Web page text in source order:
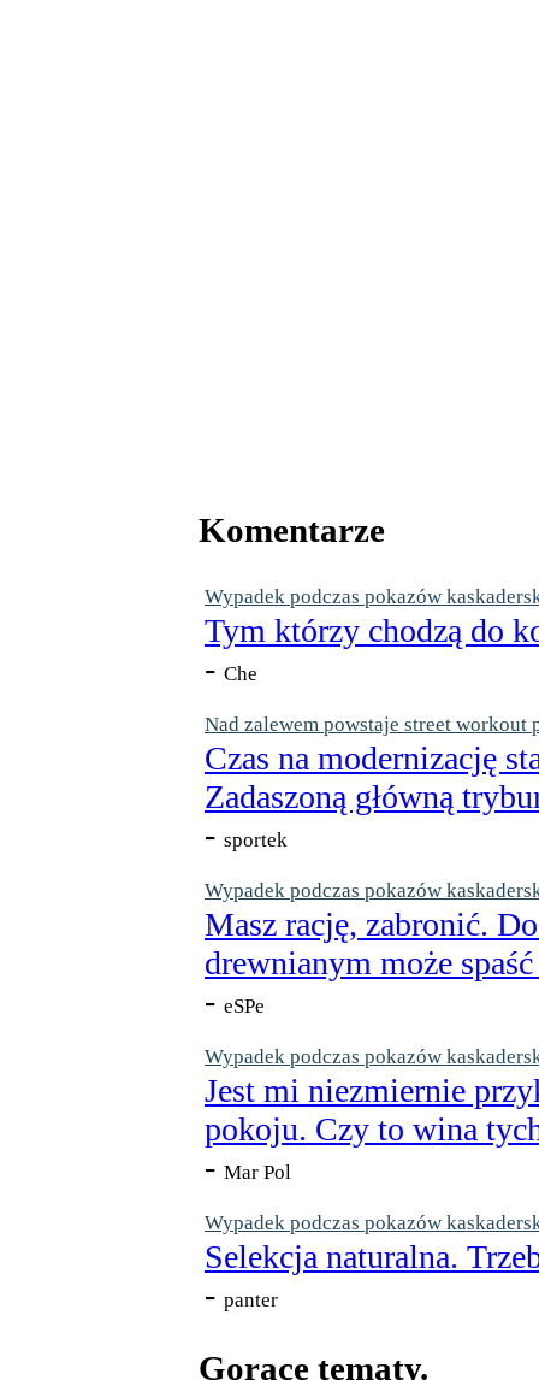
Komentarze
Wypadek podczas pokazów
Tym którzy chodzą do
- Che
Nad zalewem powstaje street workout
Czas na modernizację
Zadaszoną główną
- sportek
Wypadek podczas pokazów
Masz rację, zabronić.
drewnianym może
- eSPe
Wypadek podczas pokazów
Jest mi niezmiernie
pokoju. Czy to wina
- Mar Pol
Wypadek podczas pokazów
Selekcja naturalna.
- panter
Gorące tematy.